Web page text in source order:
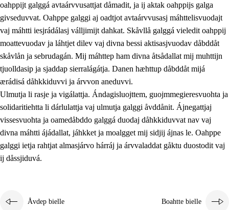
1.6 Demokratijja ja oassálasstem
oahppijt galggá avtaárvvusattjat dåmadit, ja ij aktak oahppijs galga
givseduvvat. Oahppe galggi aj oadtjot avtaárvvusasj máhttelisvuodajt
vaj máhtti iesjrádálasj válljimijt dahkat. Skåvllå galggá vieledit oahppij
moattevuodav ja láhtjet dilev vaj divna bessi aktisasjvuodav dåbddåt
skåvlån ja sebrudagán. Mij máhttep ham divna åtsådallat mij muhttijn
tjuolldasip ja sjaddap sierralágátja. Danen hæhttup dåbddåt mijá
ærádisá dåhkkiduvvi ja árvvon aneduvvi.
Ulmutja li rasje ja vigálattja. Ándagisluojttem, guojmmegieresvuohta ja
solidaritiehtta li dárlulattja vaj ulmutja galggi åvddånit. Ájnegattjaj
vissesvuohta ja oamedåbddo galggá duodaj dåhkkiduvvat nav vaj
divna máhtti ájádallat, jáhkket ja moalgget mij sidjij ájnas le. Oahppe
galggi ietja rahtjat almasjárvo hárráj ja árvvaladdat gåktu duostodit vaj
ij dåssjiduvá.
Åvdep bielle Boahtte bielle